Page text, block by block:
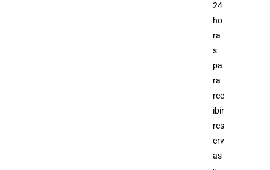
24
ho
ra
s
pa
ra
rec
ibir
res
erv
as